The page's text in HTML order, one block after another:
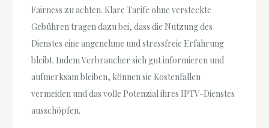
Fairness zu achten. Klare Tarife ohne versteckte
Gebühren tragen dazu bei, dass die Nutzung des
Dienstes eine angenehme und stressfreie Erfahrung
bleibt. Indem Verbraucher sich gut informieren und
aufmerksam bleiben, können sie Kostenfallen
vermeiden und das volle Potenzial ihres IPTV-Dienstes
ausschöpfen.